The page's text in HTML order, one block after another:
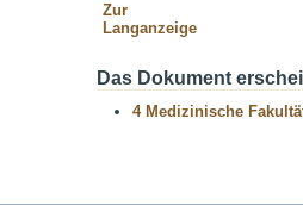
Zur
Langanzeige
Das Dokument
4 Medizinische